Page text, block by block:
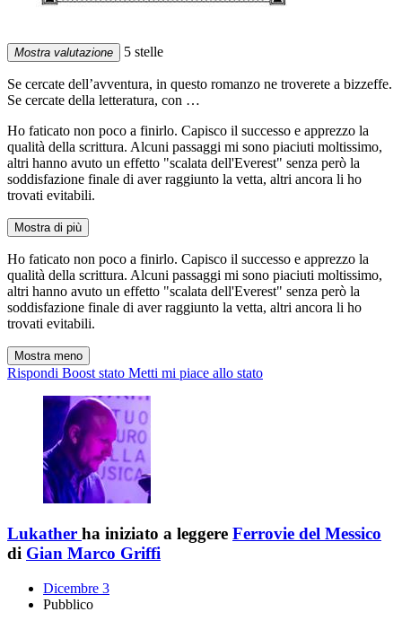
Mostra valutazione 5 stelle
Se cercate dell’avventura, in questo romanzo ne troverete a bizzeffe.
Se cercate della letteratura, con …
Ho faticato non poco a finirlo. Capisco il successo e apprezzo la
qualità della scrittura. Alcuni passaggi mi sono piaciuti moltissimo,
altri hanno avuto un effetto "scalata dell'Everest" senza però la
soddisfazione finale di aver raggiunto la vetta, altri ancora li ho
trovati evitabili.
Mostra di più
Ho faticato non poco a finirlo. Capisco il successo e apprezzo la
qualità della scrittura. Alcuni passaggi mi sono piaciuti moltissimo,
altri hanno avuto un effetto "scalata dell'Everest" senza però la
soddisfazione finale di aver raggiunto la vetta, altri ancora li ho
trovati evitabili.
Mostra meno
Rispondi Boost stato Metti mi piace allo stato
Lukather ha iniziato a leggere Ferrovie del Messico
di Gian Marco Griffi
Dicembre 3
Pubblico